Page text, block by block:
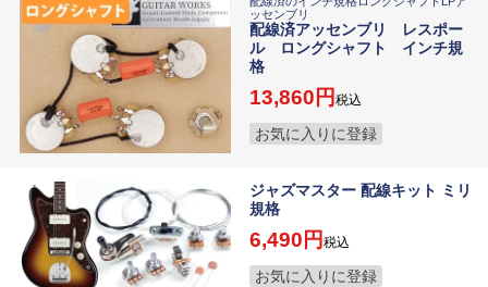
ッセンブリ
配線済アッセンブリ レスポー
ル ロングシャフト インチ規
格
13,860 税込
お気に入りに登録
ジャズマスター 配線キット ミリ
規格
6,490 税込
お気に入りに登録